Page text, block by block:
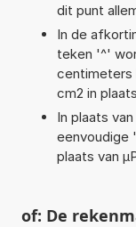
dit punt
In de
teken '^'
centimeters
cm2 in
In plaats
eenvoudige
plaats van
of: De